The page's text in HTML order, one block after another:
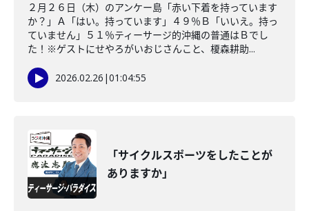
２月２６日（木）のアンケー島「赤い下着を持っています
か？」Ａ「はい。持っています」４９％Ｂ「いいえ。持っ
ていません」５１％ティーサージ的沖縄の普通はＢでし
た！※ゲストにせやろがいおじさんこと、榎森耕助...
2026.02.26 |01:04:55
「サイクルスポーツをしたことが
ありますか」